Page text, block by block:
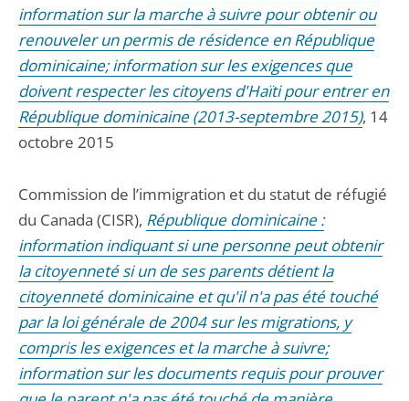
information sur la marche à suivre pour obtenir ou
renouveler un permis de résidence en République
dominicaine; information sur les exigences que
doivent respecter les citoyens d'Haïti pour entrer en
République dominicaine (2013-septembre 2015), 14
octobre 2015
Commission de l’immigration et du statut de réfugié
du Canada (CISR), République dominicaine :
information indiquant si une personne peut obtenir
la citoyenneté si un de ses parents détient la
citoyenneté dominicaine et qu'il n'a pas été touché
par la loi générale de 2004 sur les migrations, y
compris les exigences et la marche à suivre;
information sur les documents requis pour prouver